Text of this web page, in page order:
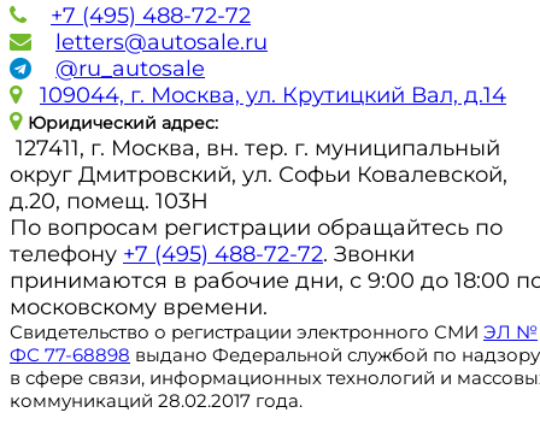
+7 (495) 488-72-72
letters@autosale.ru
@ru_autosale
109044, г. Москва, ул. Крутицкий Вал, д.14
Юридический адрес:
127411, г. Москва, вн. тер. г. муниципальный
округ Дмитровский, ул. Софьи Ковалевской,
д.20, помещ. 103Н
По вопросам регистрации обращайтесь по
телефону +7 (495) 488-72-72. Звонки
принимаются в рабочие дни, с 9:00 до 18:00
московскому времени.
Свидетельство о регистрации электронного СМИ ЭЛ №
ФС 77-68898 выдано Федеральной службой по надзору
в сфере связи, информационных технологий и
коммуникаций 28.02.2017 года.